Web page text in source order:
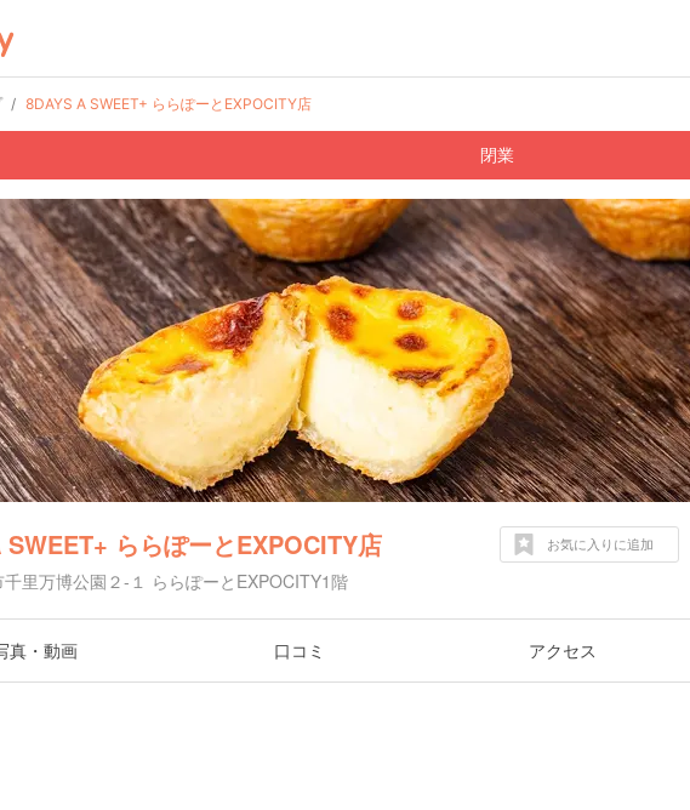
8DAYS A SWEET+ ららぽーとEXPOCITY店
閉業
SWEET+ ららぽーとEXPOCITY店
里万博公園２-１ ららぽーとEXPOCITY1階
お気に入りに追加
真・動画 口コミ アクセス